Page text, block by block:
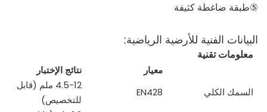
⑤طبقة ضاغطة كثيفة
البيانات الفنية للأرضية الرياضية:
معلومات تقنية
معيار
نتائج الإختبار
السمك الكلي
EN428
4.5-12 ملم (قابل
للتخصيص)